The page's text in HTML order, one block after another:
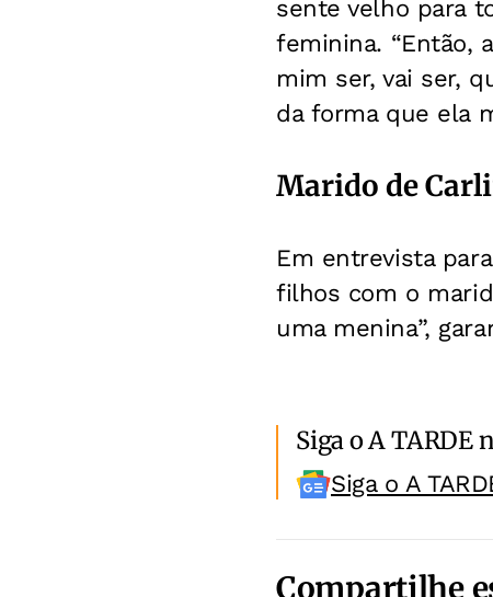
sente velho para
feminina. “Então,
mim ser, vai ser,
da forma que ela
Marido de
Em entrevista
filhos com o
uma menina”,
Siga o A TARDE
Siga o A
Compartilhe